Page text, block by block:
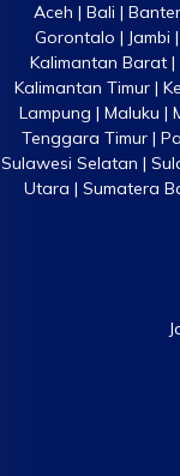
Aceh | Bali |
Gorontalo | Jambi
Kalimantan Barat
Kalimantan Timur |
Lampung | Maluku |
Tenggara Timur |
Sulawesi Selatan |
Utara | Sumatera